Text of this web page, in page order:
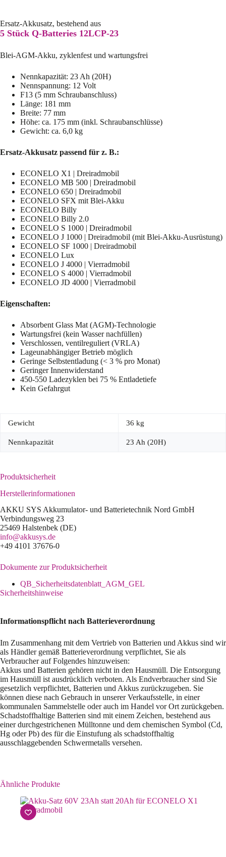
Ersatz-Akkusatz, bestehend aus
5 Stück Q-Batteries 12LCP-23
Blei-AGM-Akku, zyklenfest und wartungsfrei
Nennkapazität: 23 Ah (20H)
Nennspannung: 12 Volt
F13 (5 mm Schraubanschluss)
Länge: 181 mm
Breite: 77 mm
Höhe: ca. 175 mm (inkl. Schraubanschlüsse)
Gewicht: ca. 6,0 kg
Ersatz-Akkusatz passend für z. B.:
ECONELO X1 | Dreiradmobil
ECONELO MB 500 | Dreiradmobil
ECONELO 650 | Dreiradmobil
ECONELO SFX mit Blei-Akku
ECONELO Billy
ECONELO Billy 2.0
ECONELO S 1000 | Dreiradmobil
ECONELO J 1000 | Dreiradmobil (mit Blei-Akku-Ausrüstung)
ECONELO SF 1000 | Dreiradmobil
ECONELO Lux
ECONELO J 4000 | Vierradmobil
ECONELO S 4000 | Vierradmobil
ECONELO JD 4000 | Vierradmobil
Eigenschaften:
Absorbent Glass Mat (AGM)-Technologie
Wartungsfrei (kein Wasser nachfüllen)
Verschlossen, ventilreguliert (VRLA)
Lageunabhängiger Betrieb möglich
Geringe Selbstentladung (< 3 % pro Monat)
Geringer Innenwiderstand
450-550 Ladezyklen bei 75 % Entladetiefe
Kein Gefahrgut
Gewicht 36 kg
Nennkapazität 23 Ah (20H)
Produktsicherheit
Herstellerinformationen
AKKU SYS Akkumulator- und Batterietechnik Nord GmbH
Verbindungsweg 23
25469 Halstenbek (DE)
info@akkusys.de
+49 4101 37676-0
Dokumente zur Produktsicherheit
QB_Sicherheitsdatenblatt_AGM_GEL
Sicherheitshinweise
Informationspflicht nach Batterieverordnung
Im Zusammenhang mit dem Vertrieb von Batterien und Akkus sind wir
als Händler gemäß Batterieverordnung verpflichtet, Sie als
Verbraucher auf Folgendes hinzuweisen:
Akkus und Batterien gehören nicht in den Hausmüll. Die Entsorgung
im Hausmüll ist ausdrücklich verboten. Als Endverbraucher sind Sie
gesetzlich verpflichtet, Batterien und Akkus zurückzugeben. Sie
können diese nach Gebrauch in unserer Verkaufsstelle, in einer
kommunalen Sammelstelle oder auch im Handel vor Ort zurückgeben.
Schadstoffhaltige Batterien sind mit einem Zeichen, bestehend aus
einer durchgestrichenen Mülltonne und dem chemischen Symbol (Cd,
Hg oder Pb) des für die Einstufung als schadstoffhaltig
ausschlaggebenden Schwermetalls versehen.
Ähnliche Produkte